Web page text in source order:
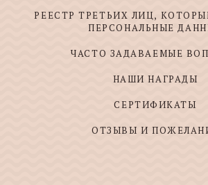
РЕЕСТР ТРЕТЬИХ ЛИЦ,
ПЕРСОНАЛЬНЫЕ
ЧАСТО ЗАДАВАЕМЫЕ
НАШИ НАГРАДЫ
СЕРТИФИКАТЫ
ОТЗЫВЫ И